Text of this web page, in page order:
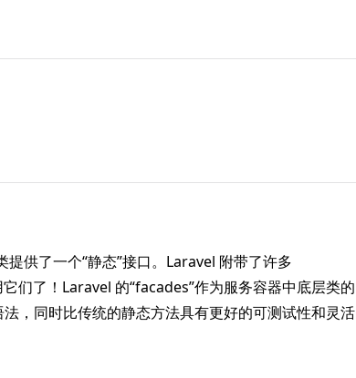
提供了一个“静态”接口。Laravel 附带了许多
们了！Laravel 的“facades”作为服务容器中底层类的
，同时比传统的静态方法具有更好的可测试性和灵活